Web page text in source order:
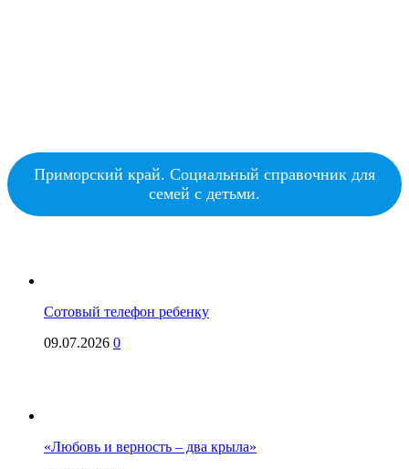
Приморский край. Социальный справочник для
семей с детьми.
Сотовый телефон ребенку
09.07.2026 0
«Любовь и верность – два крыла»